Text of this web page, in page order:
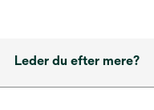
Leder du efter mere?